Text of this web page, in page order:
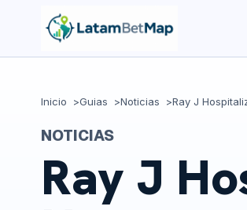
Inicio Guias Noticias Ray J
NOTICIAS
Ray J